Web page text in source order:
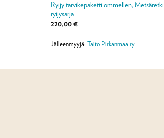
Ryijy tarvikepaketti ommellen, Metsäretki
ryijysarja
220,00€
Jälleenmyyjä: Taito Pirkanmaa ry